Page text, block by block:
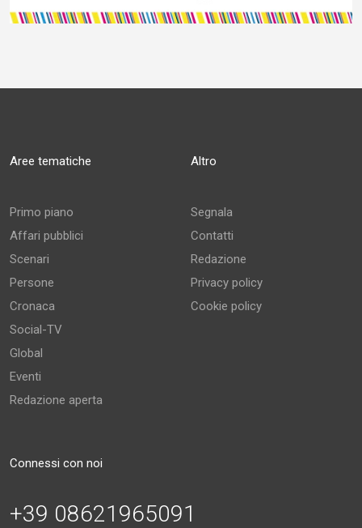
Aree tematiche
Primo piano
Affari pubblici
Scenari
Persone
Cronaca
Social-TV
Global
Eventi
Redazione aperta
Altro
Segnala
Contatti
Redazione
Privacy policy
Cookie policy
Connessi con noi
+39 08621965091